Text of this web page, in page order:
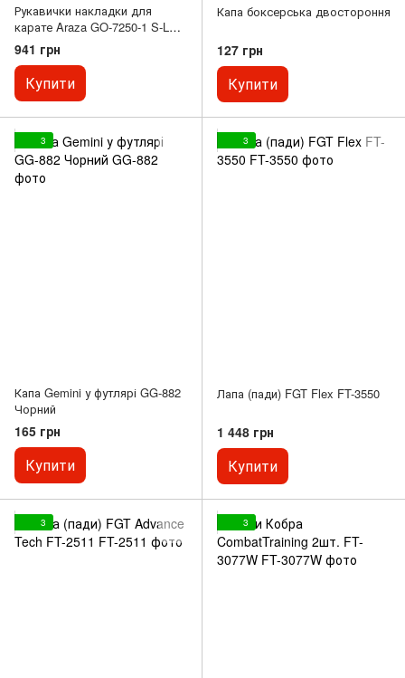
Рукавички накладки для
карате Araza GO-7250-1 S-L
Синій S
941 грн
Купити
Капа боксерська двостороння
127 грн
Купити
3
Капа Gemini у футлярі GG-882
Чорний
165 грн
Купити
3
Лапа (пади) FGT Flex FT-3550
1 448 грн
Купити
3 3